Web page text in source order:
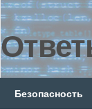
Безопасность